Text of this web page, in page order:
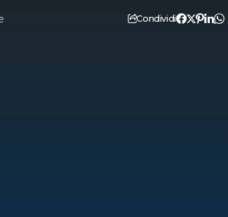
Condividi